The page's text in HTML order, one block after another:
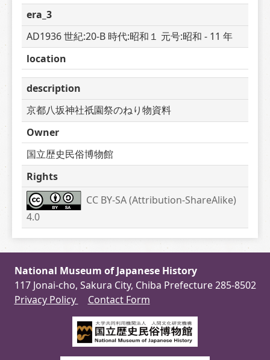
era_3
AD1936 世紀:20-B 時代:昭和１ 元号:昭和 - 11 年
location
description
京都八坂神社祇園祭のねり物資料
Owner
国立歴史民俗博物館
Rights
CC BY-SA (Attribution-ShareAlike)
4.0
National Museum of Japanese History
117 Jonai-cho, Sakura City, Chiba Prefecture 285-8502
Privacy Policy
Contact Form